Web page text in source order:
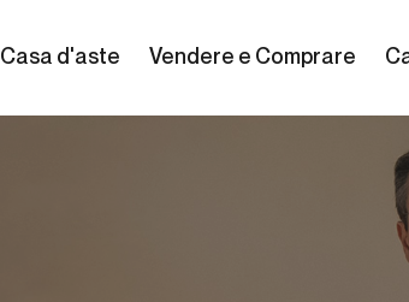
Casa d'aste Vendere e Comprare